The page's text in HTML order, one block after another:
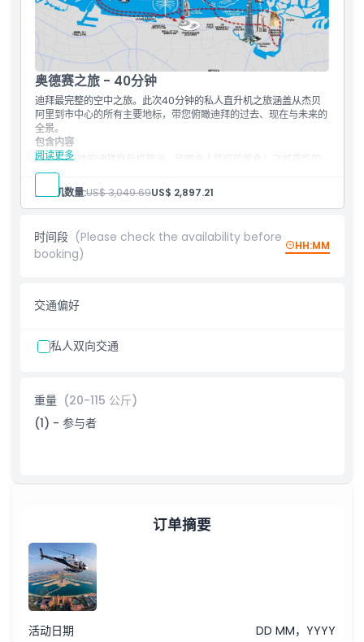
酋长山庄
朱美拉湖塔
蓝水岛
阿拉伯塔
棕榈岛朱美拉
亚特兰蒂斯酒店
世界群岛
老迪拜-遗产塔
迪拜河
奥德赛之旅 - 40分钟
迪拜最完整的空中之旅。此次40分钟的私人直升机之旅涵盖从杰贝
阿里到市中心的所有主要地标，带您俯瞰迪拜的过去、现在与未来的
全景。
阅读更多
包含内容
乘坐40分钟的迪拜直升机观光，欣赏令人惊叹的景色！飞越豪华的
阿拉伯塔、人工环礁世界群岛，以及拥有亚特兰蒂斯酒店的壮丽朱美
拉棕榈岛。俯瞰超高的哈利法塔和现代化的朱美拉码头。观赏独特的
杰贝阿里棕榈岛、美丽的朱美拉湖和著名地标如迈丹赛马场及商务
带来迪拜古老魅力与未来天际线的完美融合。
阿拉伯塔
世界群岛
哈利法塔
朱美拉湖
迪拜湾
风塔
直升机数量:US$ 3,049.69US$ 2,897.21
时间段 (Please check the availability before
booking)
HH:MM
交通偏好
私人双向交通
重量 (20-115 公斤)
(1) - 参与者
订单摘要
活动日期
DD MM，YYYY